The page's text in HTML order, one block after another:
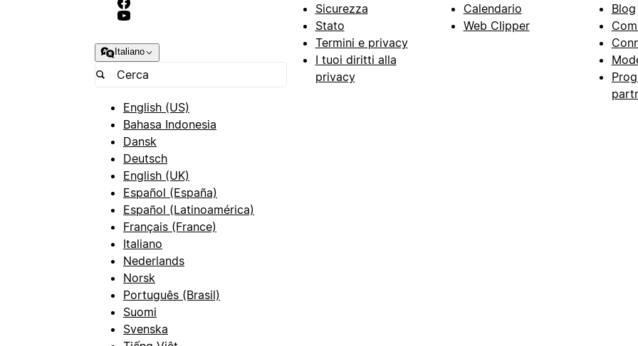
Italiano
English (US)
Bahasa Indonesia
Dansk
Deutsch
English (UK)
Español (España)
Español (Latinoamérica)
Français (France)
Italiano
Nederlands
Norsk
Português (Brasil)
Suomi
Svenska
Sicurezza
Stato
Termini e privacy
I tuoi diritti alla
privacy
Calendario
Web Clipper
Blog